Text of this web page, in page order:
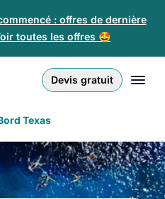
: offres de dernière
toutes les offres 🤩
Devis gratuit
Texas